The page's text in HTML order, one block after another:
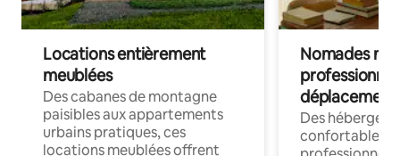
Locations entièrement
meublées
Des cabanes de montagne
paisibles aux appartements
urbains pratiques, ces
locations meublées offrent
Nomades
déplacement
Des
confortables